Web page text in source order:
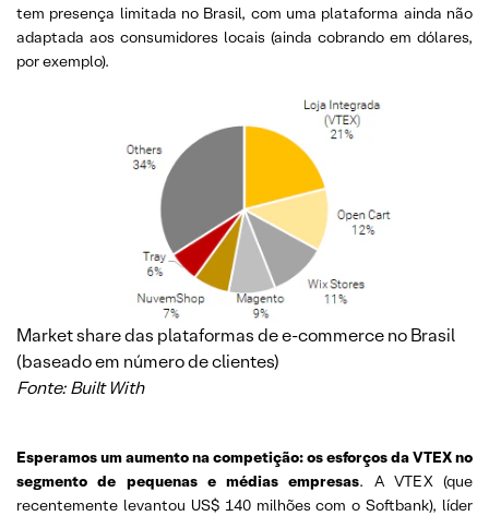
tem presença limitada no Brasil, com uma plataforma ainda não
adaptada aos consumidores locais (ainda cobrando em dólares,
por exemplo).
Market share das plataformas de e-commerce no Brasil
(baseado em número de clientes)
Fonte: Built With
Esperamos um aumento na competição: os esforços da VTEX no
segmento de pequenas e médias empresas. A VTEX (que
recentemente levantou US$ 140 milhões com o Softbank), líder